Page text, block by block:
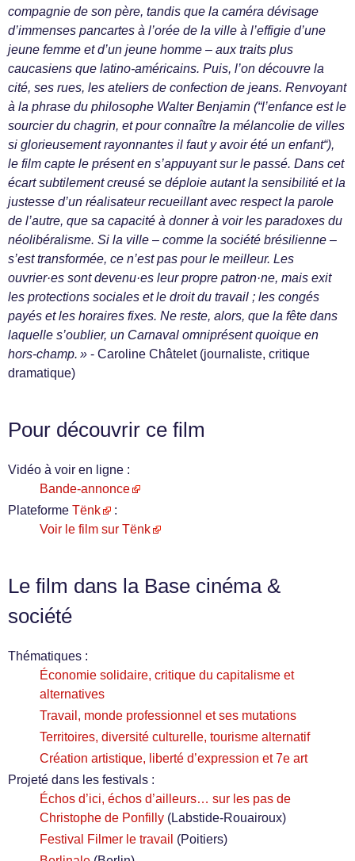
compagnie de son père, tandis que la caméra dévisage
d’immenses pancartes à l’orée de la ville à l’effigie d’une
jeune femme et d’un jeune homme – aux traits plus
caucasiens que latino-américains. Puis, l’on découvre la
cité, ses rues, les ateliers de confection de jeans. Renvoyant
à la phrase du philosophe Walter Benjamin (“l’enfance est le
sourcier du chagrin, et pour connaître la mélancolie de villes
si glorieusement rayonnantes il faut y avoir été un enfant“),
le film capte le présent en s’appuyant sur le passé. Dans cet
écart subtilement creusé se déploie autant la sensibilité et la
justesse d’un réalisateur recueillant avec respect la parole
de l’autre, que sa capacité à donner à voir les paradoxes du
néolibéralisme. Si la ville – comme la société brésilienne –
s’est transformée, ce n’est pas pour le meilleur. Les
ouvrier·es sont devenu·es leur propre patron·ne, mais exit
les protections sociales et le droit du travail ; les congés
payés et les horaires fixes. Ne reste, alors, que la fête dans
laquelle s’oublier, un Carnaval omniprésent quoique en
hors-champ. » - Caroline Châtelet (journaliste, critique
dramatique)
Pour découvrir ce film
Vidéo à voir en ligne :
Bande-annonce
Plateforme Tënk
:
Voir le film sur Tënk
Le film dans la Base cinéma &
société
Thématiques :
Économie solidaire, critique du capitalisme et
alternatives
Travail, monde professionnel et ses mutations
Territoires, diversité culturelle, tourisme alternatif
Création artistique, liberté d’expression et 7e art
Projeté dans les festivals :
Échos d’ici, échos d’ailleurs… sur les pas de
Christophe de Ponfilly (Labstide-Rouairoux)
Festival Filmer le travail (Poitiers)